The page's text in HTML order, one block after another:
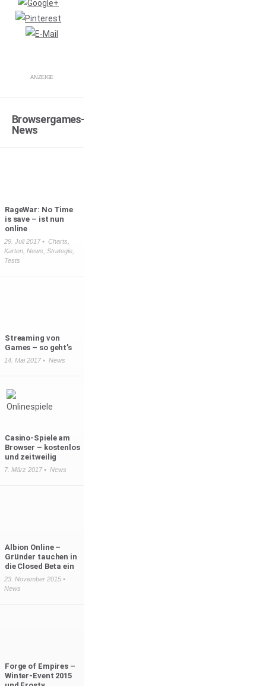
ANZEIGE
Browsergames-
News
RageWar: No Time
is save – ist nun
online
29. Juli 2017 • Charts
Karten, News Strategie,
Tests
Streaming von
Games – so geht’s
14. Mai 2017 • News
Casino-Spiele am
Browser – kostenlos
und zeitweilig
7. März 2017 • News
Albion Online –
Gründer tauchen in
die Closed Beta ein
23. November 2015 •
News
Forge of Empires –
Winter-Event 2015